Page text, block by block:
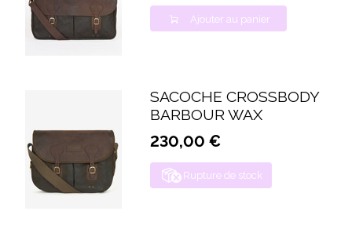
Ajouter au panier
SACOCHE CROSSBODY
BARBOUR WAX
230,00 €
Rupture de stock